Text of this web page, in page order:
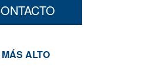
ALTO